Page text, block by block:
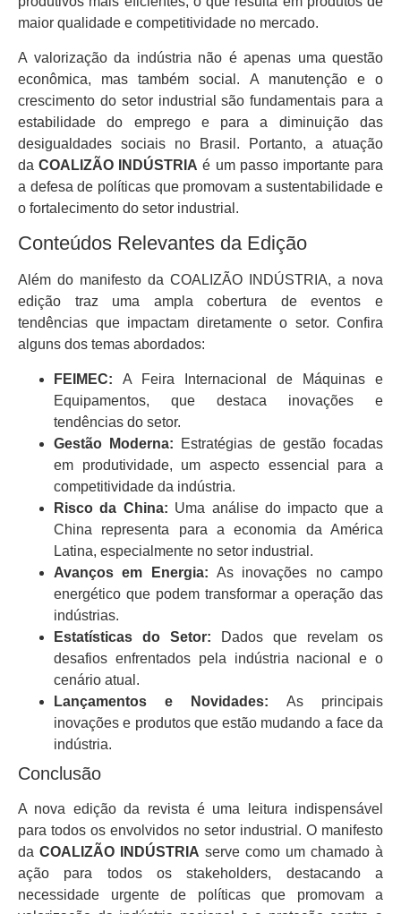
maior qualidade e competitividade no mercado.
A valorização da indústria não é apenas uma questão
econômica, mas também social. A manutenção e o
crescimento do setor industrial são fundamentais para a
estabilidade do emprego e para a diminuição das
desigualdades sociais no Brasil. Portanto, a atuação
daCOALIZÃO INDÚSTRIA é um passo importante para
a defesa de políticas que promovam a sustentabilidade e
o fortalecimento do setor industrial.
Conteúdos Relevantes da Edição
Além do manifesto da COALIZÃO INDÚSTRIA, a nova
edição traz uma ampla cobertura de eventos e
tendências que impactam diretamente o setor. Confira
alguns dos temas abordados:
FEIMEC: A Feira Internacional de Máquinas e
Equipamentos, que destaca inovações e
tendências do setor.
Gestão Moderna: Estratégias de gestão focadas
em produtividade, um aspecto essencial para a
competitividade da indústria.
Risco da China: Uma análise do impacto que a
China representa para a economia da América
Latina, especialmente no setor industrial.
Avanços em Energia: As inovações no campo
energético que podem transformar a operação das
indústrias.
Estatísticas do Setor: Dados que revelam os
desafios enfrentados pela indústria nacional e o
cenário atual.
Lançamentos e Novidades: As principais
inovações e produtos que estão mudando a face da
indústria.
Conclusão
A nova edição da revista é uma leitura indispensável
para todos os envolvidos no setor industrial. O manifesto
da COALIZÃO INDÚSTRIA serve como um chamado à
ação para todos os stakeholders, destacando a
necessidade urgente de políticas que promovam a